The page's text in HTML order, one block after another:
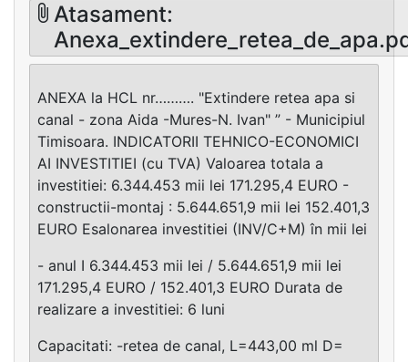
Atasament:
ANEXA la HCL nr………. "Extindere retea apa si
canal - zona Aida -Mures-N. Ivan" ” - Municipiul
Timisoara. INDICATORII TEHNICO-ECONOMICI
AI INVESTITIEI (cu TVA) Valoarea totala a
investitiei: 6.344.453 mii lei 171.295,4 EURO -
constructii-montaj : 5.644.651,9 mii lei 152.401,3
EURO Esalonarea investitiei (INV/C+M) în mii lei
- anul I 6.344.453 mii lei / 5.644.651,9 mii lei
171.295,4 EURO / 152.401,3 EURO Durata de
realizare a investitiei: 6 luni
Capacitati: -retea de canal, L=443,00 ml D=